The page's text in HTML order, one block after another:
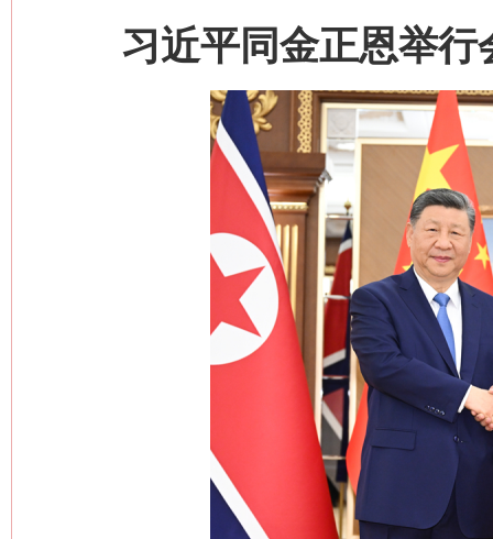
习近平同金正恩举行